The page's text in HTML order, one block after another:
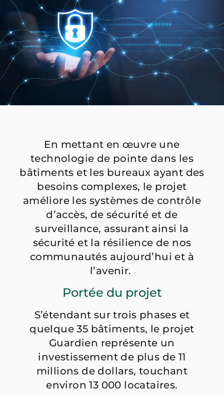
En mettant en œuvre une
technologie de pointe dans les
bâtiments et les bureaux ayant des
besoins complexes, le projet
améliore les systèmes de contrôle
d’accès, de sécurité et de
surveillance, assurant ainsi la
sécurité et la résilience de nos
communautés aujourd’hui et à
l’avenir.
Portée du projet
S’étendant sur trois phases et
quelque 35 bâtiments, le projet
Guardien représente un
investissement de plus de 11
millions de dollars, touchant
environ 13 000 locataires.